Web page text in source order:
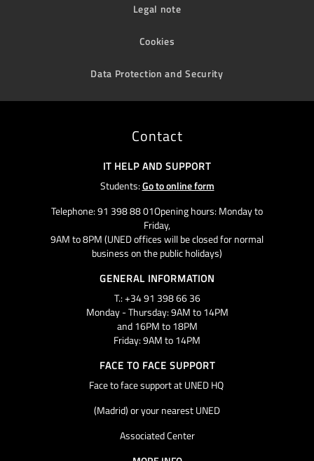
Legal note
Cookies
Data Protection and Security
Contact
IT HELP AND SUPPORT
Students:Go to online form
Telephone: 91 398 88 01Opening hours: Monday to
Friday,
9AM to 8PM (UNED offices will be closed for normal
business on the public holidays)
GENERAL INFORMATION
T.: +34 91 398 66 36
Monday - Thursday: 9AM to 14PM
and 16PM to 18PM
Friday: 9AM to 14PM
FACE TO FACE SUPPORT
Face to face support at UNED HQ
(Madrid) or your nearest UNED
Associated Center